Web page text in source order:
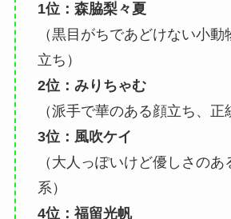
1位：森脇梨々夏
（黒目がちであどけない小
立ち）
2位：みりちゃむ
（派手で華のある顔立ち、正
3位：風吹ケイ
（大人っぽいけど優しさのあ
系）
4位：福留光帆